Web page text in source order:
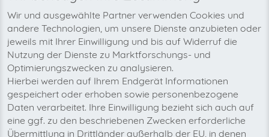
1
Melden Sie sich in Ihrem invoicefetcher® Konto
an. Starten Sie den Verbindungsaufbau unter
Apps - Lexware Office und drücken Sie auf
verbinden.
Wir und ausgewählte Partner verwenden Cookies und
andere Technologien, um unsere Dienste anzubieten oder
jeweils mit Ihrer Einwilligung und bis auf Widerruf die
Nutzung der Dienste zu Marktforschungs- und
Optimierungszwecken zu analysieren.
Hierbei werden auf Ihrem Endgerät Informationen
gespeichert oder erhoben sowie personenbezogene
Daten verarbeitet. Ihre Einwilligung bezieht sich auch auf
eine ggf. zu den beschriebenen Zwecken erforderliche
Übermittlung in Drittländer außerhalb der EU, in denen